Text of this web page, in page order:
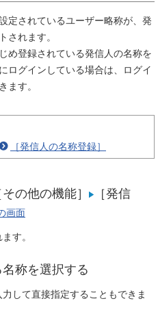
定されているユーザー略称が、発
されます。
め登録されている発信人の名称を
ログインしている場合は、ログイ
ます。
［発信人の名称登録］
の他の機能］
［発信
画面
す。
称を選択する
して直接指定することもできま